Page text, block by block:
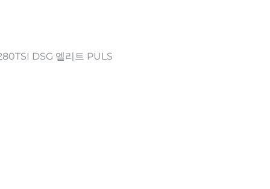
DSG 엘리트 PULS